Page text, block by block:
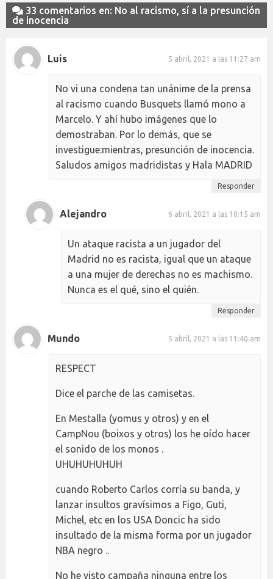
33 comentarios en: No al racismo, sí a la presunción
de inocencia
Luis 5 abril, 2021 a las 11:27 am
No vi una condena tan unánime de la prensa
al racismo cuando Busquets llamó mono a
Marcelo. Y ahí hubo imágenes que lo
demostraban. Por lo demás, que se
investigue:mientras, presunción de inocencia.
Saludos amigos madridistas y Hala MADRID
Responder
Alejandro 6 abril, 2021 a las 10:15 am
Un ataque racista a un jugador del
Madrid no es racista, igual que un ataque
a una mujer de derechas no es machismo.
Nunca es el qué, sino el quién.
Responder
Mundo 5 abril, 2021 a las 11:40 am
RESPECT
Dice el parche de las camisetas.
En Mestalla (yomus y otros) y en el
CampNou (boixos y otros) los he oído hacer
el sonido de los monos .
UHUHUHUHUH
cuando Roberto Carlos corría su banda, y
lanzar insultos gravísimos a Figo, Guti,
Michel, etc en los USA Doncic ha sido
insultado de la misma forma por un jugador
NBA negro ..
No he visto campaña ninguna entre los